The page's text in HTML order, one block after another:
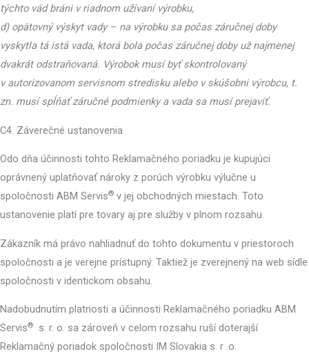
týchto vád bráni v riadnom užívaní výrobku,
d) opätovný výskyt vady – na výrobku sa počas záručnej doby
vyskytla tá istá vada, ktorá bola počas záručnej doby už najmenej
dvakrát odstraňovaná. Výrobok musí byť skontrolovaný
v autorizovanom servisnom stredisku alebo v skúšobni výrobcu, t.
zn. musí spĺňať záručné podmienky a vada sa musí prejaviť.
C4. Záverečné ustanovenia
Odo dňa účinnosti tohto Reklamačného poriadku je kupujúci
oprávnený uplatňovať nároky z porúch výrobku výlučne u
spoločnosti ABM Servis® v jej obchodných miestach. Toto
ustanovenie platí pre tovary aj pre služby v plnom rozsahu.
Zákazník má právo nahliadnuť do tohto dokumentu v priestoroch
spoločnosti a je verejne prístupný. Taktiež je zverejnený na web sídle
spoločnosti v identickom obsahu.
Nadobudnutím platnosti a účinnosti Reklamačného poriadku ABM
Servis®
s. r. o. sa zároveň v celom rozsahu ruší doterajší
Reklamačný poriadok spoločnosti IM Slovakia s. r .o.